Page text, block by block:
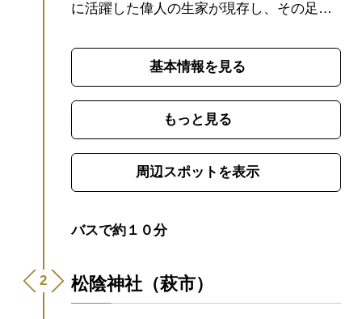
に活躍した偉人の生家が現存し、その足跡
町です。町筋は碁盤目状に区画され、古民
家カフェや雑貨屋、史跡などが点在。散策
ルして町を歩けば、まるで江戸時代にタイ
ムスリップしたような気持ちに。萩の街を
もっと詳しく知りたければ、ガイドウォー
クやガイド付き人力車のコースもありま
ル、レンタル原付のほか、電動キックボー
「明治日本の産業革命遺産」の構成要素の
一つとして世界遺産にも登録されている町
基本情報を見る
もっと見る
周辺スポットを表示
バスで約１０分
松陰神社（萩市）